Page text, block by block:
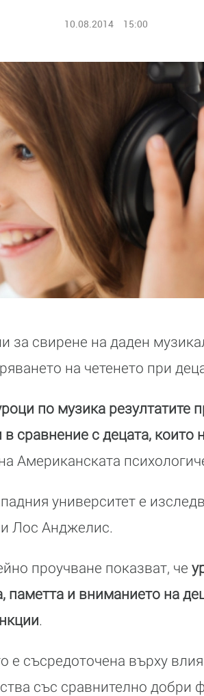
10.08.2014 15:00
за свирене на даден
на четенето при
по музика резултатите
сравнение с децата, които
Американската
университет е
Лос Анджелис.
проучване показват, че
паметта и вниманието на
.
е съсредоточена върху
със сравнително